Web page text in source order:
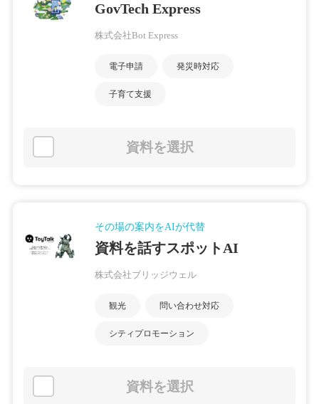
GovTech Express
株式会社Bot Express
電子申請 発災時対応
子育て支援
資料を選択
その場の案内をAIが代替
資料を話すスポットAI
株式会社ブリッジウェル
観光 問い合わせ対応
シティプロモーション
資料を選択